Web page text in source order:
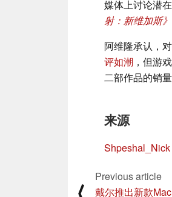
媒体上讨论潜
射：新维加斯》
阿维隆承认，
评如潮 ，但游
二部作品的销
来源
Previous article
戴尔推出新款